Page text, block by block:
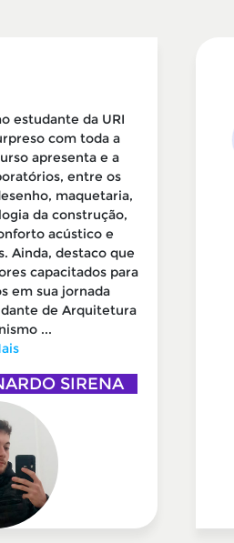
estudante da URI
com toda a
apresenta e a
entre os
maquetaria,
da construção,
acústico e
Ainda, destaco que
capacitados para
em sua jornada
de Arquitetura
...
SIRENA